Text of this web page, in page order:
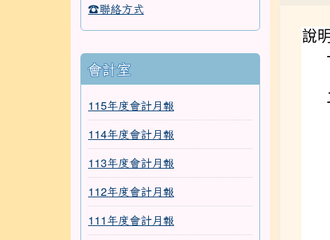
說
☎聯絡方式
會計室
115年度會計月報
114年度會計月報
113年度會計月報
112年度會計月報
111年度會計月報